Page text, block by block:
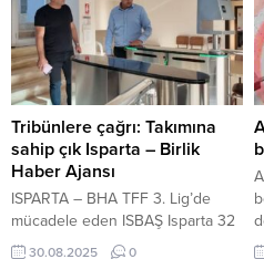
Tribünlere çağrı: Takımına
sahip çık Isparta – Birlik
Haber Ajansı
ISPARTA – BHA TFF 3. Lig’de
mücadele eden ISBAŞ Isparta 32
Spor, hafta sonu Muş 1984 Spor’u
30.08.2025 0